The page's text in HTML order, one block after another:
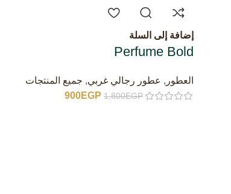
إضافة إلى السلة
Perfume Bold
العطور , عطور رجالي غربي, جميع المنتجات
1,800EGP
900EGP